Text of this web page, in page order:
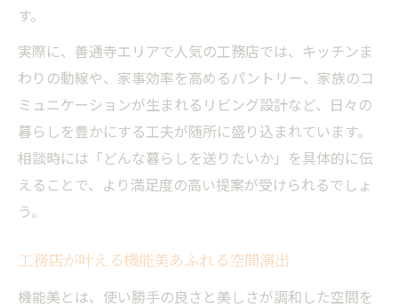
す。
実際に、善通寺エリアで人気の工務店では、キッチンま
わりの動線や、家事効率を高めるパントリー、家族のコ
ミュニケーションが生まれるリビング設計など、日々の
暮らしを豊かにする工夫が随所に盛り込まれています。
相談時には「どんな暮らしを送りたいか」を具体的に伝
えることで、より満足度の高い提案が受けられるでしょ
う。
工務店が叶える機能美あふれる空間演出
機能美とは、使い勝手の良さと美しさが調和した空間を